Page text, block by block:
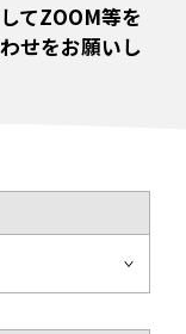
てZOOM等を
せをお願いし